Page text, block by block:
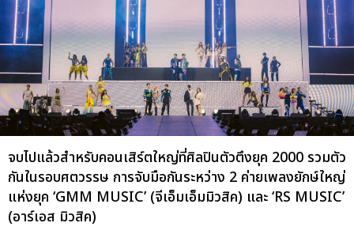
จบไปแล้วสำหรับคอนเสิร์ตใหญ่ที่ศิลปินตัวตึงยุค 2000 รวมตัว
กันในรอบศตวรรษ การจับมือกันระหว่าง 2 ค่ายเพลงยักษ์ใหญ่
แห่งยุค ‘GMM MUSIC’ (จีเอ็มเอ็มมิวสิค) และ ‘RS MUSIC’
(อาร์เอส มิวสิค)